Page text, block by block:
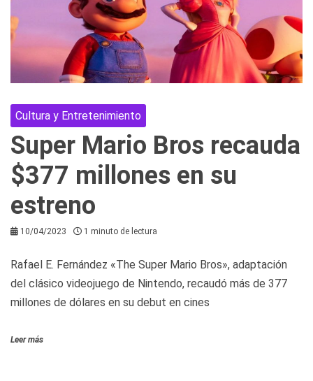
Cultura y Entretenimiento
Super Mario Bros recauda
$377 millones en su
estreno
10/04/2023 1 minuto de lectura
Rafael E. Fernández «The Super Mario Bros», adaptación
del clásico videojuego de Nintendo, recaudó más de 377
millones de dólares en su debut en cines
Leer más